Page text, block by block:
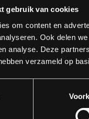
gebruik van cookies
om content en
Ook delen
analyse. Deze
verzameld op